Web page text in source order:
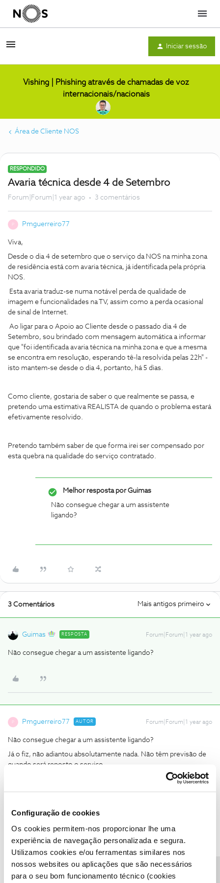
Configuração de cookies
Os cookies permitem-nos proporcionar lhe uma
experiência de navegação personalizada e segura.
Utilizamos cookies e/ou ferramentas similares nos
nossos websites ou aplicações que são necessários
para o seu bom funcionamento técnico (cookies
Menu
Iniciar sessão
Vishing | Phishing através de chamadas de voz
internacionais/nacionais
Área de Cliente NOS
RESPONDIDO
Avaria técnica desde 4 de Setembro
Forum|Forum|1 year ago 3 comentários
Pmguerreiro77
Viva,
Desde o dia 4 de setembro que o serviço da NOS na minha zona
de residência está com avaria técnica, já identificada pela própria
NOS.
Esta avaria traduz-se numa notável perda de qualidade de
imagem e funcionalidades na TV, assim como a perda ocasional
de sinal de Internet.
Ao ligar para o Apoio ao Cliente desde o passado dia 4 de
Setembro, sou brindado com mensagem automática a informar
que "foi identificada avaria técnica na minha zona e que a mesma
se encontra em resolução, esperando tê-la resolvida pelas 22h" -
isto mantem-se desde o dia 4, portanto, há 5 dias.
Como cliente, gostaria de saber o que realmente se passa, e
pretendo uma estimativa REALISTA de quando o problema estará
efetivamente resolvido.
Pretendo também saber de que forma irei ser compensado por
esta quebra na qualidade do serviço contratado.
Melhor resposta porGuimas
Não consegue chegar a um assistente
ligando?
3 Comentários Mais antigos primeiro
Guimas RESPOSTA Forum|Forum|1 year ago
Não consegue chegar a um assistente ligando?
Pmguerreiro77 AUTOR Forum|Forum|1 year ago
Não consegue chegar a um assistente ligando?
Já o fiz, não adiantou absolutamente nada. Não têm previsão de
quando será reposto o serviço.
Boa tarde@Pmguerreiro77,